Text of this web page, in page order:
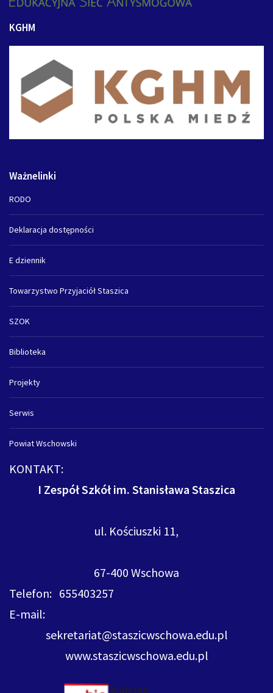
KGHM
Ważnelinki
RODO
Deklaracja dostępności
E dziennik
Towarzystwo Przyjaciół Staszica
SZOK
Biblioteka
Projekty
Serwis
Powiat Wschowski
KONTAKT:
I Zespół Szkół im. Stanisława Staszica
ul. Kościuszki 11,
67-400 Wschowa
Telefon: 655403257
E-mail:
sekretariat@staszicwschowa.edu.pl
www.staszicwschowa.edu.pl